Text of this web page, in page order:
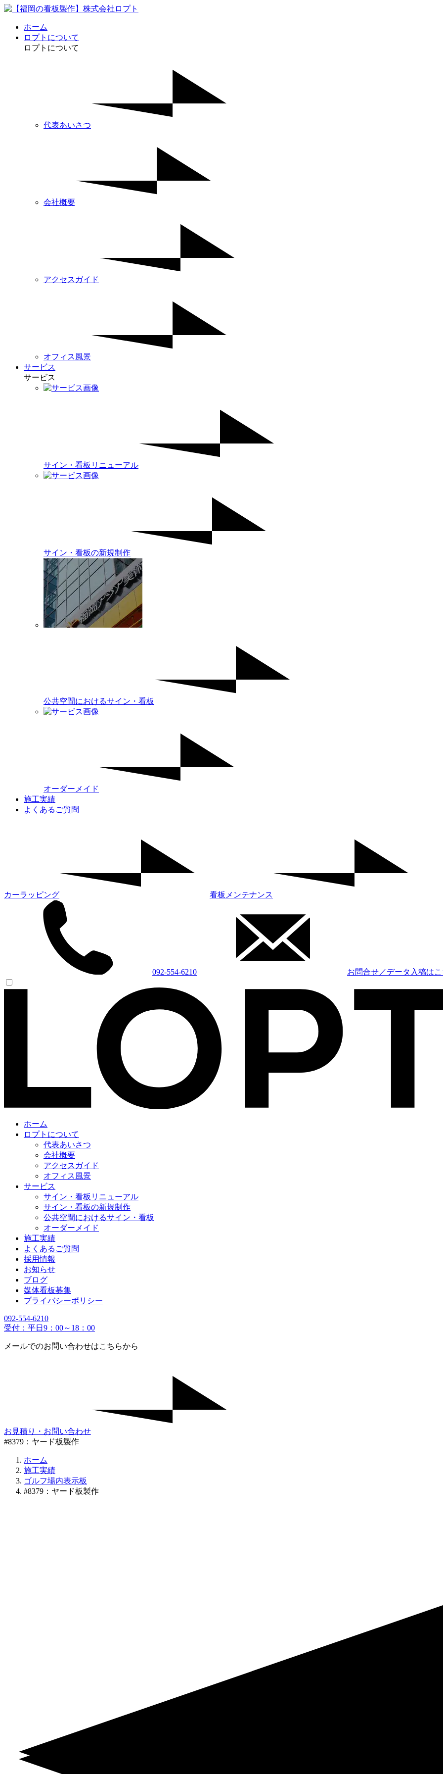
ホーム
ロプトについて
ロプトについて
代表あいさつ
会社概要
アクセスガイド
オフィス風景
サービス
サービス
サイン・看板リニューアル
サイン・看板の新規制作
公共空間におけるサイン・看板
オーダーメイド
施工実績
よくあるご質問
カーラッピング 看板メンテナンス
092-554-6210 お問合せ／データ入稿は
ホーム
ロプトについて
代表あいさつ
会社概要
アクセスガイド
オフィス風景
サービス
サイン・看板リニューアル
サイン・看板の新規制作
公共空間におけるサイン・看板
オーダーメイド
施工実績
よくあるご質問
採用情報
お知らせ
ブログ
媒体看板募集
プライバシーポリシー
092-554-6210
受付：平日9：00～18：00
メールでのお問い合わせはこちらから
お見積り・お問い合わせ
#8379：ヤード板製作
ホーム
施工実績
ゴルフ場内表示板
#8379：ヤード板製作